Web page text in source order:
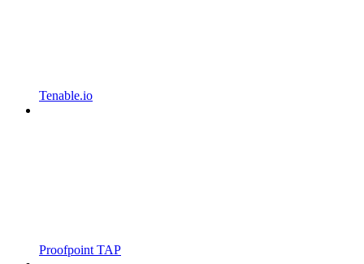
Tenable.io
Proofpoint TAP